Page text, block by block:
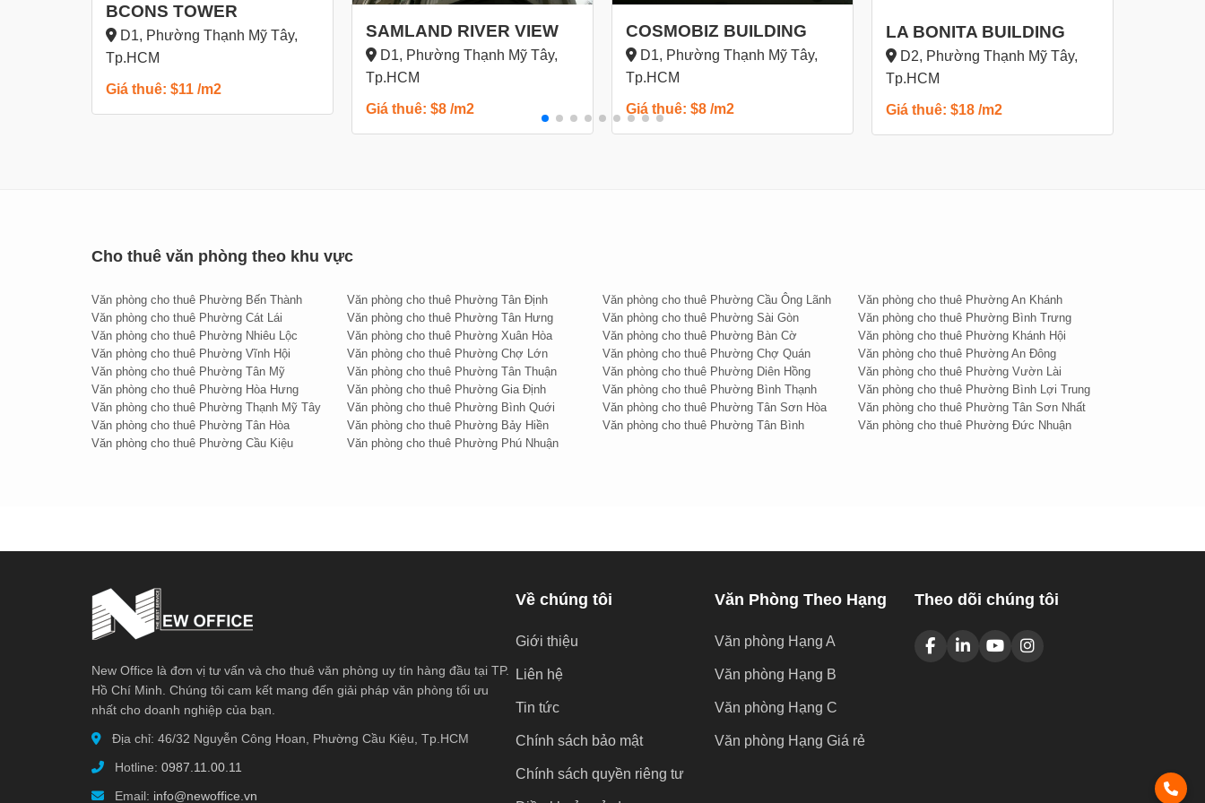
Mức giá thuê cạnh tranh so với các cao ốc văn phòng cho thuê quận Bình Thạnh trên cùng khu vực; với
các tiện ích và giá trị mà tòa nhà mang lại,
văn phòng cho thuê đường Nguyễn Hữu Cảnh quận Bình Thạnh
luôn đạt tỉ lệ lấp đầy lý tưởng (trên 90%) ngay cả khi thị trường văn phòng cho thuê đang
cung lớn hơn cầu như hiện nay.
Để biết thêm thông tin và tham quan tòa nhà, Quý khách vui lòng gọi:
Hotline – New Office: 0888.26.28.38 - Miễn phí hoàn toàn mọi dịch vụ.
BCONS TOWER
D1, Phường Thạnh Mỹ Tây,
Tp.HCM
Giá thuê: $11 /m2
SAMLAND RIVER VIEW
D1, Phường Thạnh Mỹ Tây,
Tp.HCM
Giá thuê: $8 /m2
COSMOBIZ BUILDING
D1, Phường Thạnh Mỹ Tây,
Tp.HCM
Giá thuê: $8 /m2
LA BONITA BUILDING
D2, Phường Thạnh Mỹ Tây,
Tp.HCM
Giá thuê: $18 /m2
Cho thuê văn phòng theo khu vực
Văn phòng cho thuê Phường Bến Thành Văn phòng cho thuê Phường Tân Định Văn phòng cho thuê Phường Cầu Ông Lãnh
Văn phòng cho thuê Phường An Khánh
Văn phòng cho thuê Phường Cát Lái
Văn phòng cho thuê Phường Tân Hưng Văn phòng cho thuê Phường Sài Gòn
Văn phòng cho thuê Phường Bình Trưng
Văn phòng cho thuê Phường Nhiêu Lộc
Văn phòng cho thuê Phường Xuân Hòa Văn phòng cho thuê Phường Bàn Cờ
Văn phòng cho thuê Phường Khánh Hội
Văn phòng cho thuê Phường Vĩnh Hội
Văn phòng cho thuê Phường Chợ Lớn Văn phòng cho thuê Phường Chợ Quán
Văn phòng cho thuê Phường An Đông
Văn phòng cho thuê Phường Tân Mỹ
Văn phòng cho thuê Phường Tân Thuận Văn phòng cho thuê Phường Diên Hồng
Văn phòng cho thuê Phường Vườn Lài
Văn phòng cho thuê Phường Hòa Hưng
Văn phòng cho thuê Phường Gia Định Văn phòng cho thuê Phường Bình Thạnh
Văn phòng cho thuê Phường Bình Lợi Trung
Văn phòng cho thuê Phường Thạnh Mỹ Tây
Văn phòng cho thuê Phường Bình Quới Văn phòng cho thuê Phường Tân Sơn Hòa
Văn phòng cho thuê Phường Tân Sơn Nhất
Văn phòng cho thuê Phường Tân Hòa
Văn phòng cho thuê Phường Bảy Hiền Văn phòng cho thuê Phường Tân Bình
Văn phòng cho thuê Phường Đức Nhuận
Văn phòng cho thuê Phường Cầu Kiệu
Văn phòng cho thuê Phường Phú Nhuận
New Office là đơn vị tư vấn và cho thuê văn phòng uy tín hàng đầu tại TP.
Hồ Chí Minh. Chúng tôi cam kết mang đến giải pháp văn phòng tối ưu
nhất cho doanh nghiệp của bạn.
Địa chỉ: 46/32 Nguyễn Công Hoan, Phường Cầu Kiệu, Tp.HCM
Hotline: 0987.11.00.11
Email: info@newoffice.vn
Về chúng tôi
Giới thiệu
Liên hệ
Tin tức
Chính sách bảo mật
Chính sách quyền riêng tư
Văn Phòng Theo Hạng
Văn phòng Hạng A
Văn phòng Hạng B
Văn phòng Hạng C
Văn phòng Hạng Giá rẻ
Theo dõi chúng tôi